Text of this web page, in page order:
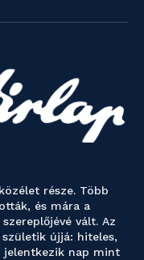
része. Több
és mára a
vált. Az
újjá: hiteles,
jelentkezik nap mint